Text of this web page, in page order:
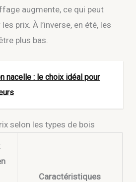
augmente, ce qui peut
prix. À l’inverse, en été, les
plus bas.
nacelle : le choix idéal pour
selon les types de bois
Caractéristiques